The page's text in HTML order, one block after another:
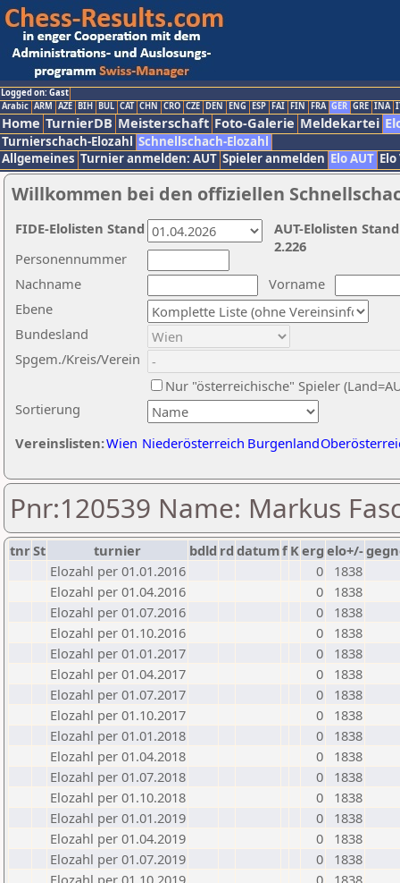
Logged on: Gast
Arabic ARM AZE BIH BUL CAT CHN CRO CZE DEN ENG ESP FAI FIN FRA GER GRE INA
Home TurnierDB Meisterschaft Foto-Galerie Meldekartei
Turnierschach-Elozahl Schnellschach-Elozahl
Allgemeines Turnier anmelden: AUT Spieler anmelden Elo AUT
Willkommen bei den offiziellen
Nachname
Vorname
Ebene
Sortierung
Personennummer
Bundesland
Spgem./Kreis/Verein
Nur "österreichische" Spieler
Vereinslisten:Wien Niederösterreich Burgenland
AUT-Elolisten
2.226
FIDE-Elolisten Stand
Pnr:120539 Name: Markus
tnrSt turnier bdld rd datumf Kerg elo+/-
Elozahl per 01.01.2016
0
1838
Elozahl per 01.04.2016
0
1838
Elozahl per 01.07.2016
0
1838
Elozahl per 01.10.2016
0
1838
Elozahl per 01.01.2017
0
1838
Elozahl per 01.04.2017
0
1838
Elozahl per 01.07.2017
0
1838
Elozahl per 01.10.2017
0
1838
Elozahl per 01.01.2018
0
1838
Elozahl per 01.04.2018
0
1838
Elozahl per 01.07.2018
0
1838
Elozahl per 01.10.2018
0
1838
Elozahl per 01.01.2019
0
1838
Elozahl per 01.04.2019
0
1838
Elozahl per 01.07.2019
0
1838
Elozahl per 01.10.2019
0
1838